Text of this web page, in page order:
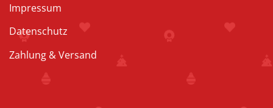
Impressum
Datenschutz
Zahlung & Versand